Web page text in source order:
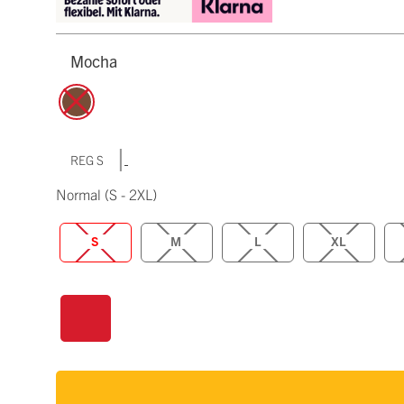
Mocha
REG S |
Normal (S - 2XL)
S M L XL